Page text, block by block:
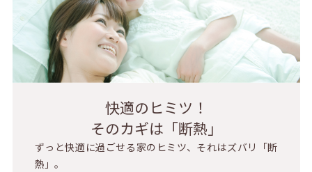
快適のヒミツ！
そのカギは「断熱」
ずっと快適に過ごせる家のヒミツ、それはズバリ「断
熱」。